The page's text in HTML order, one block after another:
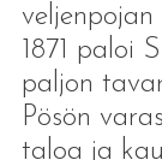
veljenpojan
1871 paloi
paljon
Pösön
taloa ja